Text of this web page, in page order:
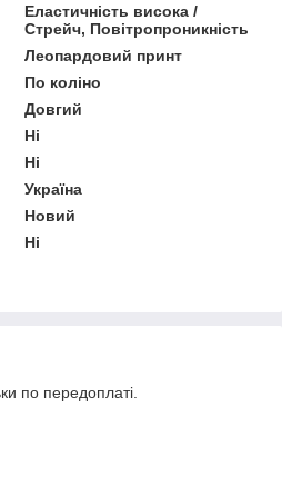
Еластичність висока /
Стрейч, Повітропроникність
Леопардовий принт
По коліно
Довгий
Ні
Ні
Україна
Новий
Ні
по передоплаті.